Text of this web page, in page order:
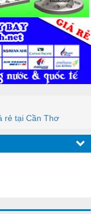
rẻ tại Cần Thơ